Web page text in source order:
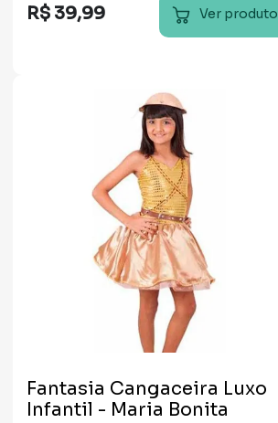
R$ 39,99 Ver produto
Fantasia Cangaceira Luxo
Infantil - Maria Bonita